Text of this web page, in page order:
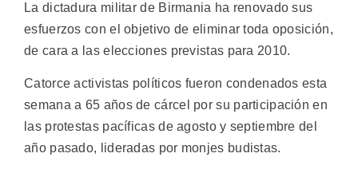
La dictadura militar de Birmania ha renovado sus
esfuerzos con el objetivo de eliminar toda oposición,
de cara a las elecciones previstas para 2010.
Catorce activistas políticos fueron condenados esta
semana a 65 años de cárcel por su participación en
las protestas pacíficas de agosto y septiembre del
año pasado, lideradas por monjes budistas.